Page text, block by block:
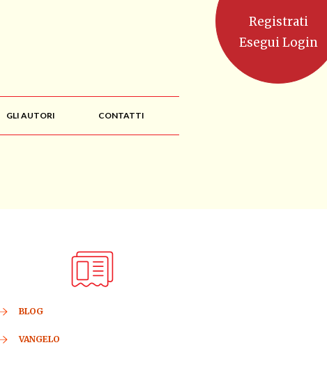
GLI AUTORI CONTATTI
BLOG
VANGELO
Registrati
Esegui Login